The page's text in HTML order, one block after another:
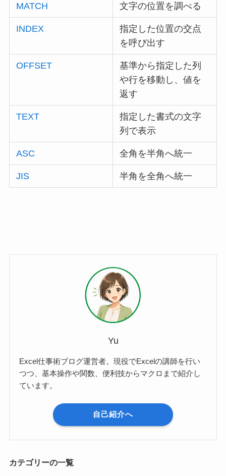
MATCH 文字の位置を調べる
INDEX
指定した位置の交点
を呼び出す
OFFSET
基準から指定した列
や行を移動し、値を
返す
TEXT
指定した書式の文字
列で表示
ASC 全角を半角へ統一
JIS 半角を全角へ統一
Yu
Excel仕事術ブログ運営者。現役でExcelの講師を行い
つつ、基本操作や関数、便利技からマクロまで紹介し
ています。
自己紹介へ
カテゴリーの一覧